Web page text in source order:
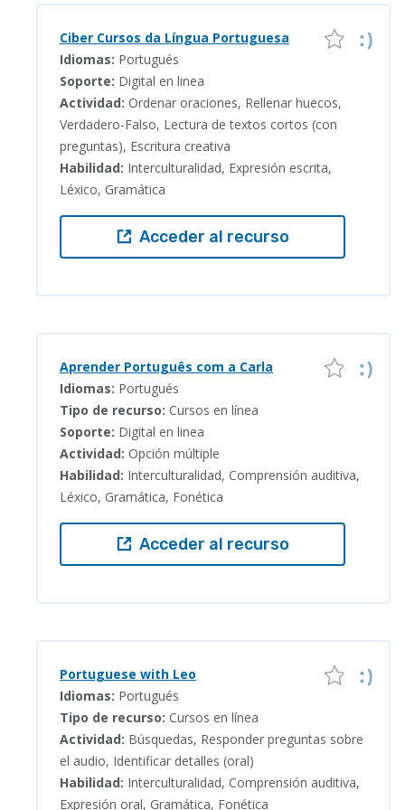
Ciber Cursos da Língua Portuguesa
Idiomas: Portugués
Soporte: Digital en linea
Actividad: Ordenar oraciones, Rellenar huecos,
Verdadero-Falso, Lectura de textos cortos (con
preguntas), Escritura creativa
Habilidad: Interculturalidad, Expresión escrita,
Léxico, Gramática
Acceder al recurso
Aprender Português com a Carla
Idiomas: Portugués
Tipo de recurso: Cursos en línea
Soporte: Digital en linea
Actividad: Opción múltiple
Habilidad: Interculturalidad, Comprensión auditiva,
Léxico, Gramática, Fonética
Acceder al recurso
Portuguese with Leo
Idiomas: Portugués
Tipo de recurso: Cursos en línea
Actividad: Búsquedas, Responder preguntas sobre
el audio, Identificar detalles (oral)
Habilidad: Interculturalidad, Comprensión auditiva,
Expresión oral, Gramática, Fonética